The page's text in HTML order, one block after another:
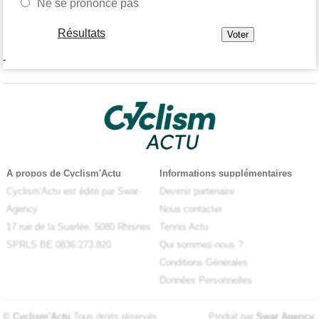
Ne se prononce pas
Résultats
-
A propos de Cyclism'Actu
Cyclism'Actu est édité par Swar-
Agency
17 rue de la Suarlée, 5080 Rhisnes
SPRLS BE 0836.273.820
Informations supplémentaires
Devenir partenaire
Nous contacter
Tennis Actu
Qui sommes-nous ?
Conditions Générales
Données Personnelles
© Cyclism'Actu Tous droits réservés Produit par Swar Agency.